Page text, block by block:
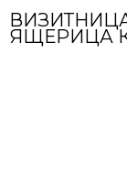
ЯЩЕРИЦА